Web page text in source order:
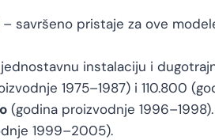
savršeno pristaje za ove
instalaciju i
1975–1987) i 110.800
(godina proizvodnje 1996–1998).
1999–2005).